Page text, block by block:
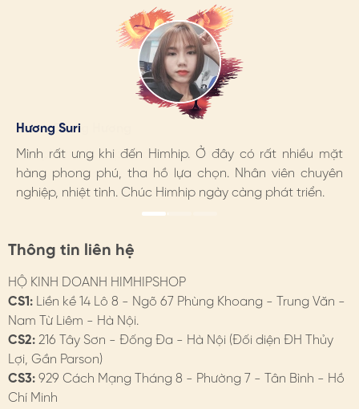
Hương Suri
Mình rất ưng khi đến Himhip. Ở đây có rất nhiều mặt
hàng phong phú, tha hồ lựa chọn. Nhân viên chuyên
nghiệp, nhiệt tình. Chúc Himhip ngày càng phát triển.
Đoàn Giang Hương
Sản phẩm rất đẹp, chất lượng tốt
Ngọc Anh
Mình rất ưng khi đến Himhip. Ở đây có rất nhiều mặt
hàng phong phú, tha hồ lựa chọn. Nhân viên chuyên
nghiệp, nhiệt tình. Chúc Himhip ngày càng phát triển.
Thông tin liên hệ
HỘ KINH DOANH HIMHIPSHOP
CS1: Liền kề 14 Lô 8 - Ngõ 67 Phùng Khoang - Trung Văn -
Nam Từ Liêm - Hà Nội.
CS2: 216 Tây Sơn - Đống Đa - Hà Nội (Đối diện ĐH Thủy
Lợi, Gần Parson)
CS3: 929 Cách Mạng Tháng 8 - Phường 7 - Tân Bình - Hồ
Chí Minh